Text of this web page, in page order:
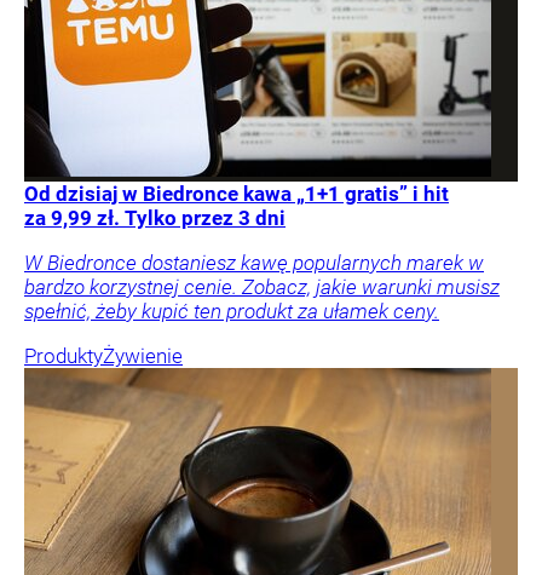
Od dzisiaj w Biedronce kawa „1+1 gratis” i hit
za 9,99 zł. Tylko przez 3 dni
W Biedronce dostaniesz kawę popularnych marek w
bardzo korzystnej cenie. Zobacz, jakie warunki musisz
spełnić, żeby kupić ten produkt za ułamek ceny.
ProduktyŻywienie